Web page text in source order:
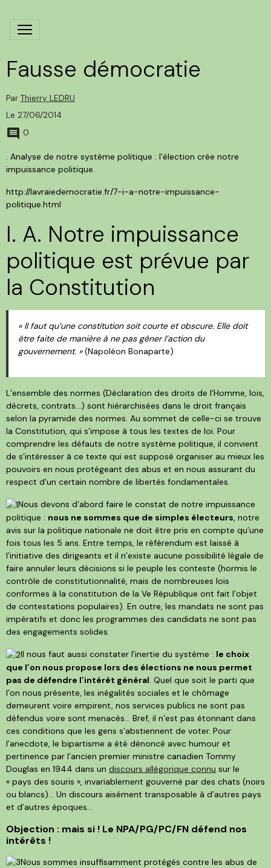
Fausse démocratie
Par Thierry LEDRU
Le 27/06/2014
0
. Analyse de notre système politique : l’élection crée notre
impuissance politique.
http://lavraiedemocratie.fr/7-i-a-notre-impuissance-
politique.html
I. A. Notre impuissance
politique est prévue par
la Constitution
« Il faut qu’une constitution soit courte et obscure. Elle doit
être faite de manière à ne pas gêner l’action du
gouvernement. »(Napoléon Bonaparte)
L’ensemble des normes (Déclaration des droits de l’Homme, lois,
décrets, contrats…) sont hiérarchisées dans le droit français
selon la pyramide des normes. Au sommet de celle-ci se trouve
la Constitution, qui s’impose à tous les textes de loi. Pour
comprendre les défauts de notre système politique, il convient
de s’intéresser à ce texte qui est supposé organiser au mieux les
pouvoirs en nous protégeant des abus et en nous assurant du
respect d’un certain nombre de libertés fondamentales.
Nous devons d’abord faire le constat de notre impuissance
politique : nous ne sommes que de simples électeurs , notre
avis sur la politique nationale ne doit être pris en compte qu’une
fois tous les 5 ans. Entre temps, le référendum est laissé à
l’initiative des dirigeants et il n’existe aucune possibilité légale de
faire annuler leurs décisions si le peuple les conteste (hormis le
contrôle de constitutionnalité, mais de nombreuses lois
conformes à la constitution de la Ve République ont fait l’objet
de contestations populaires). En outre, les mandats ne sont pas
impératifs et donc les programmes des candidats ne sont pas
des engagements solides.
Il nous faut aussi constater l’inertie du système : le choix
que l’on nous propose lors des élections ne nous permet
pas de défendre l’intérêt général . Quel que soit le parti que
l’on nous présente, les inégalités sociales et le chômage
demeurent voire empirent, nos services publics ne sont pas
défendus voire sont menacés... Bref, il n’est pas étonnant dans
ces conditions que les gens s’abstiennent de voter. Pour
l’anecdote, le bipartisme a été dénoncé avec humour et
pertinence par l’ancien premier ministre canadien Tommy
Douglas en 1944 dans un discours allégorique connu sur le
« pays des souris », invariablement gouverné par des chats (noirs
ou blancs)... Un discours aisément transposable à d’autres pays
et d’autres époques...
Objection : mais si ! Le NPA/PG/PC/FN défend nos
intérêts !
Nous sommes insuffisamment protégés contre les abus de